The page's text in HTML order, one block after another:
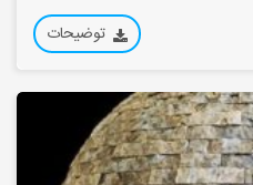
توضیحات